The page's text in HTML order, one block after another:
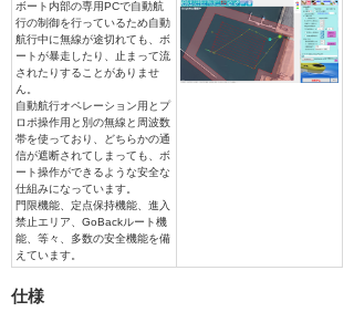
ボート内部の専用PCで自動航
行の制御を行っているため自動
航行中に無線が途切れても、ボ
ートが暴走したり、止まって流
されたりすることがありませ
ん。
自動航行オペレーション用とプ
ロポ操作用と別の無線と周波数
帯を使っており、どちらかの通
信が遮断されてしまっても、ボ
ート操作ができるような安全な
仕組みになっています。
門限機能、定点保持機能、進入
禁止エリア、GoBackルート機
能、等々、多数の安全機能を備
えています。
仕様